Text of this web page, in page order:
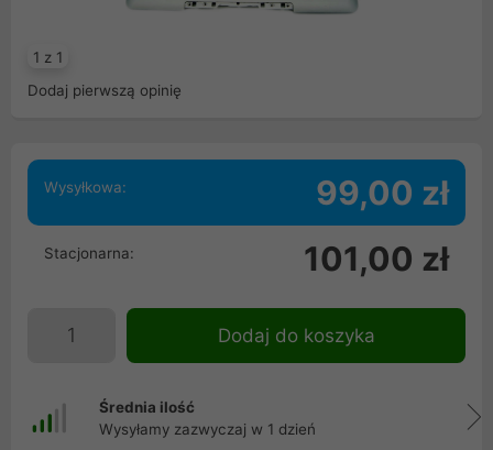
1 z 1
Dodaj pierwszą opinię
Wysyłkowa: 99,00 zł
Stacjonarna: 101,00 zł
Dodaj do koszyka
Średnia ilość
Wysyłamy zazwyczaj w 1 dzień